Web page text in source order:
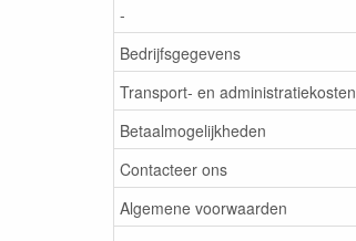
-
Bedrijfsgegevens
Transport- en administratiekosten
Betaalmogelijkheden
Contacteer ons
Algemene voorwaarden